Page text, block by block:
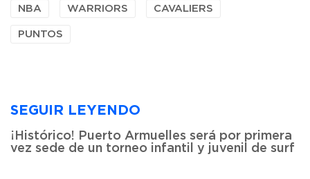
NBA WARRIORS CAVALIERS
PUNTOS
SEGUIR LEYENDO
¡Histórico! Puerto Armuelles será por primera
vez sede de un torneo infantil y juvenil de surf